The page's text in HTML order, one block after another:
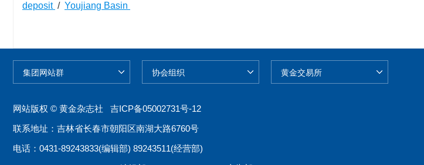
deposit / Youjiang Basin
网站版权 © 黄金杂志社 吉ICP备05002731号-12
联系地址：吉林省长春市朝阳区南湖大路6760号
电话：0431-89243833(编辑部) 89243511(经营部)